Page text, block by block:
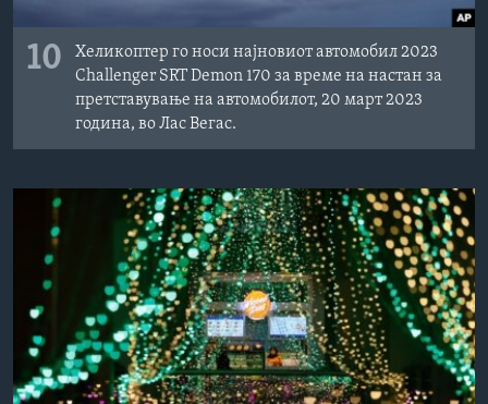
10
Хеликоптер го носи најновиот автомобил 2023
Challenger SRT Demon 170 за време на настан за
претставување на автомобилот, 20 март 2023
година, во Лас Вегас.